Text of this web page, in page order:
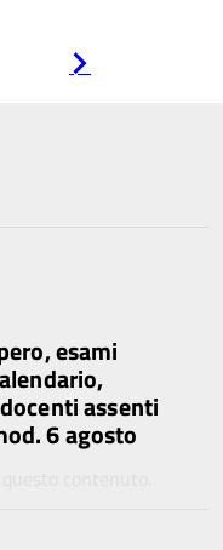
esami
assenti
6 agosto